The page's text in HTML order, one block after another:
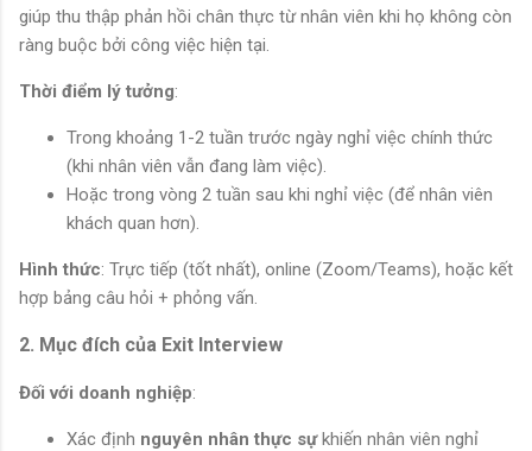
giúp thu thập phản hồi chân thực từ nhân viên khi họ không còn
ràng buộc bởi công việc hiện tại.
Thời điểm lý tưởng:
Trong khoảng 1-2 tuần trước ngày nghỉ việc chính thức
(khi nhân viên vẫn đang làm việc).
Hoặc trong vòng 2 tuần sau khi nghỉ việc (để nhân viên
khách quan hơn).
Hình thức: Trực tiếp (tốt nhất), online (Zoom/Teams), hoặc kết
hợp bảng câu hỏi + phỏng vấn.
2. Mục đích của Exit Interview
Đối với doanh nghiệp:
Xác định nguyên nhân thực sựkhiến nhân viên nghỉ